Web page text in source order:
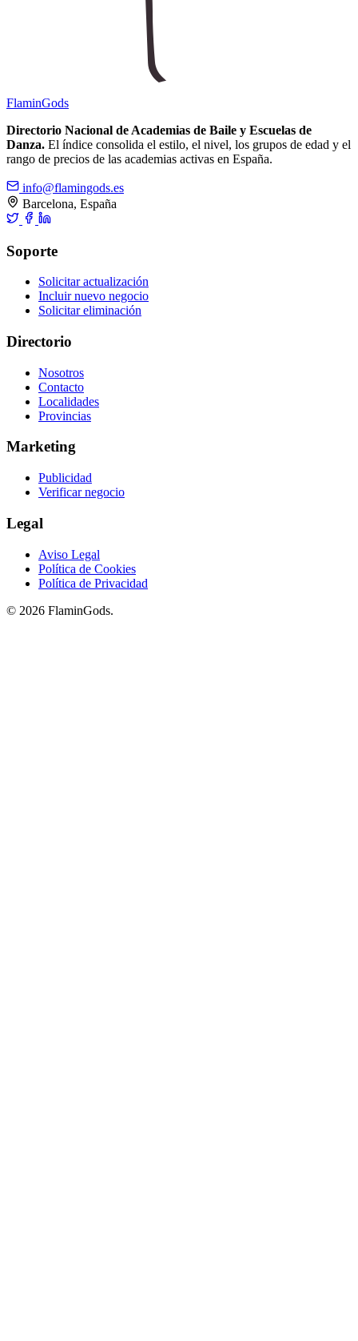
FlaminGods
Directorio Nacional de Academias de Baile y Escuelas de
Danza. El índice consolida el estilo, el nivel, los grupos de edad y el
rango de precios de las academias activas en España.
info@flamingods.es
Barcelona, España
Soporte
Solicitar actualización
Incluir nuevo negocio
Solicitar eliminación
Directorio
Nosotros
Contacto
Localidades
Provincias
Marketing
Publicidad
Verificar negocio
Legal
Aviso Legal
Política de Cookies
Política de Privacidad
© 2026 FlaminGods.